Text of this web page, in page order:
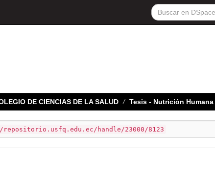
DE CIENCIAS DE LA SALUD Tesis - Nutrición Humana
handle/23000/8123